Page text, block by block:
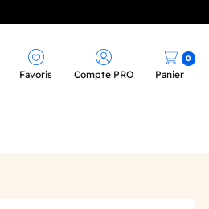
Favoris Compte PRO Panier
0